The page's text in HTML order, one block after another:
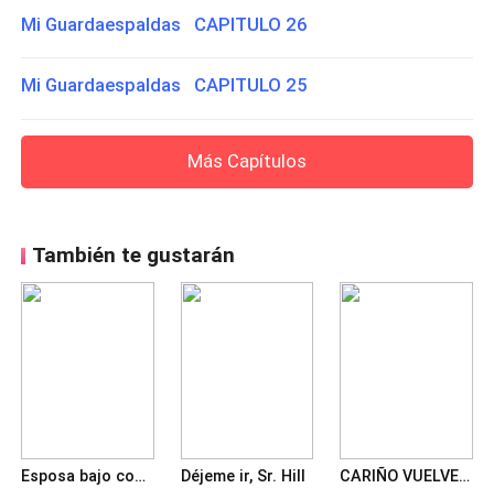
Mi Guardaespaldas CAPITULO 26
Mi Guardaespaldas CAPITULO 25
Más Capítulos
También te gustarán
Esposa bajo contrato Déjeme ir, Sr. Hill CARIÑO VUELVE A MI LADO